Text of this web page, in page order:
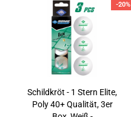
-20%
Schildkröt - 1 Stern Elite,
Poly 40+ Qualität, 3er